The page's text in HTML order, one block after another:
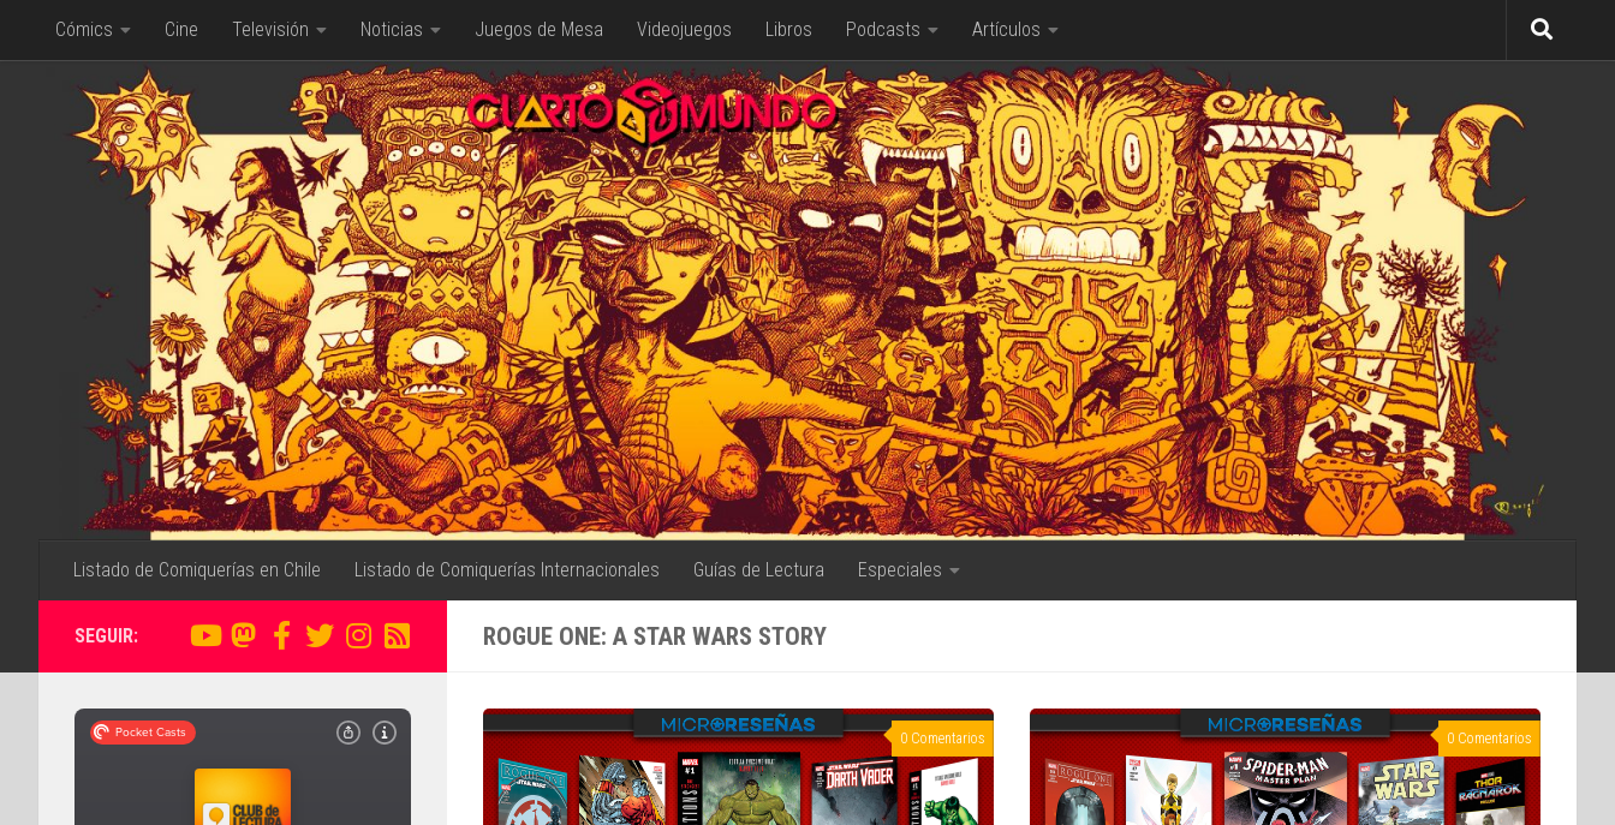
Saltar al contenido
Cómics Cine Televisión Noticias Juegos de Mesa Videojuegos Libros Podcasts Artículos
Listado de Comiquerías en Chile Listado de Comiquerías Internacionales Guías de Lectura Especiales
ROGUE ONE: A STAR WARS STORY
0 Comentarios 0 Comentarios
SEGUIR: